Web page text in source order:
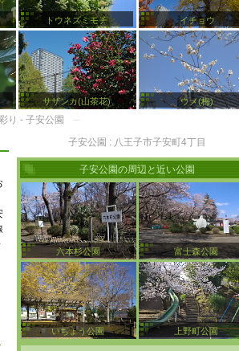
り - 子安公園 ─
トウネズミモチ イチョウ
サザンカ(山茶花) ウメ(梅)
子安公園 : 八王子市子安町4丁目
子安公園の周辺と近い公園
六本杉公園 富士森公園
いちょう公園 上野町公園